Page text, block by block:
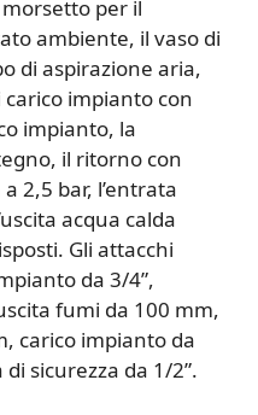
per il
ambiente, il vaso di
di aspirazione aria,
carico impianto con
impianto, la
il ritorno con
2,5 bar, l’entrata
acqua calda
Gli attacchi
da 3/4”,
fumi da 100 mm,
carico impianto da
sicurezza da 1/2”.